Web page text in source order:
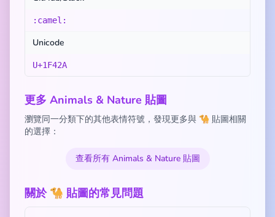
:camel:
Unicode
U+1F42A
更多 Animals & Nature 貼圖
瀏覽同一分類下的其他表情符號，發現更多與 🐪 貼圖相關
的選擇：
查看所有 Animals & Nature 貼圖
關於 🐪 貼圖的常見問題